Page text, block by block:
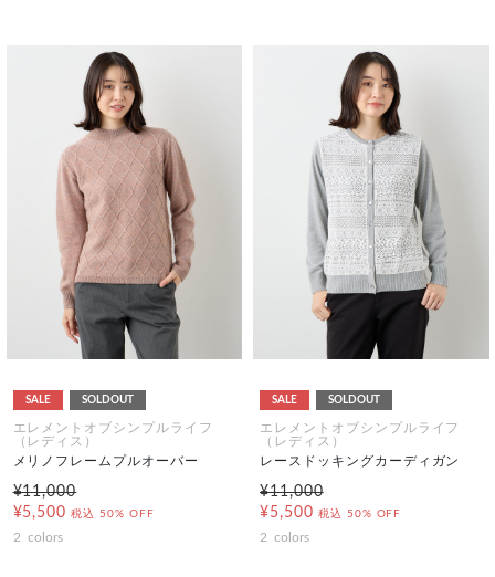
SALE SOLDOUT
エレメントオブシンプルライフ
（レディス）
メリノフレームプルオーバー
¥11,000
¥5,500 税込 50% OFF
2 colors
SALE SOLDOUT
エレメントオブシンプルライフ
（レディス）
レースドッキングカーディガン
¥11,000
¥5,500 税込 50% OFF
2 colors